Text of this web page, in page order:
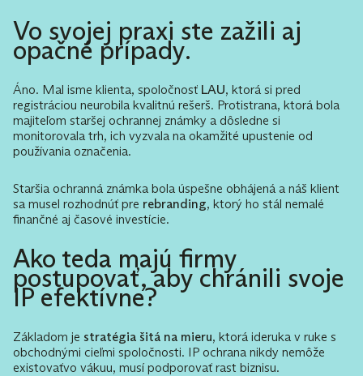
Vo svojej praxi ste zažili aj
opačné prípady.
Áno. Mal isme klienta, spoločnosť LAU, ktorá si pred
registráciou neurobila kvalitnú rešerš. Protistrana, ktorá bola
majiteľom staršej ochrannej známky a dôsledne si
monitorovala trh, ich vyzvala na okamžité upustenie od
používania označenia.
Staršia ochranná známka bola úspešne obhájená a náš klient
sa musel rozhodnúť pre rebranding, ktorý ho stál nemalé
finančné aj časové investície.
Ako teda majú firmy
postupovať, aby chránili svoje
IP efektívne?
Základom je stratégia šitá na mieru, ktorá ideruka v ruke s
obchodnými cieľmi spoločnosti. IP ochrana nikdy nemôže
existovaťvo vákuu, musí podporovať rast biznisu.